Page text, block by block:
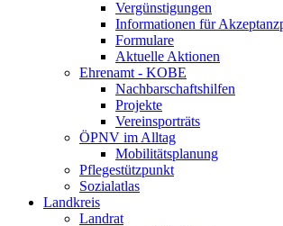
Vergünstigungen
Informationen für
Formulare
Aktuelle Aktionen
Ehrenamt - KOBE
Nachbarschaftshilfen
Projekte
Vereinsporträts
ÖPNV im Alltag
Mobilitätsplanung
Pflegestützpunkt
Sozialatlas
Landkreis
Landrat